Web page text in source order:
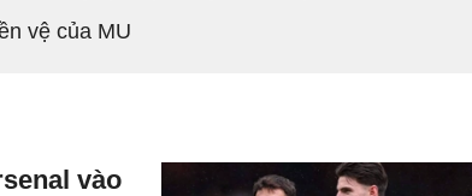
vệ của MU
vào